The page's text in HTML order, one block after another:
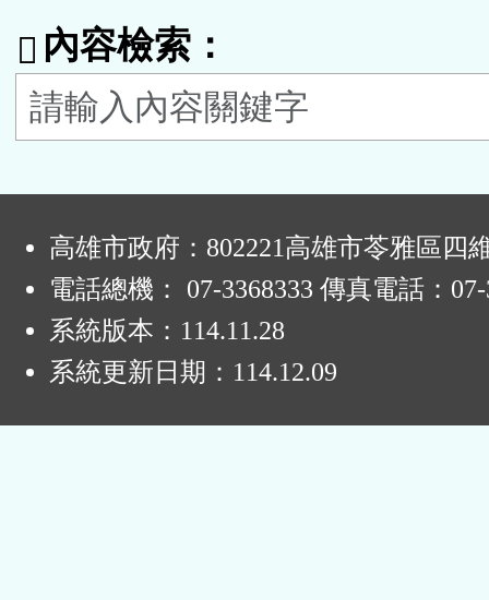
功
能
按
鈕
區
內容檢索：
高雄市政府：802221高雄市苓雅區四
電話總機： 07-3368333 傳真電話：07-
系統版本： 114.11.28
系統更新日期： 114.12.09